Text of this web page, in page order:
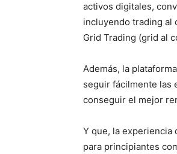
activos digitales,
incluyendo trading al
Grid Trading (grid al
Además, la
seguir fácilmente las
conseguir el mejor
Y que, la experiencia
para principiantes